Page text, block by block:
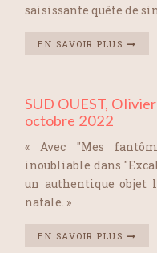
saisissante quête de
EN SAVOIR PLUS
SUD OUEST,
octobre 2022
« Avec "Mes
inoubliable dans
un authentique
natale. »
EN SAVOIR PLUS